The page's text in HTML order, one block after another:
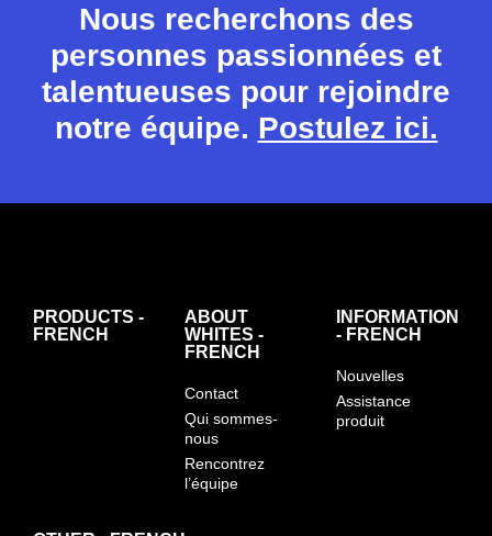
Nous recherchons des
personnes passionnées et
talentueuses pour rejoindre
notre équipe. Postulez ici.
PRODUCTS -
FRENCH
ABOUT
WHITES -
FRENCH
Contact
Qui sommes-
nous
Rencontrez
l’équipe
INFORMATION
- FRENCH
Nouvelles
Assistance
produit